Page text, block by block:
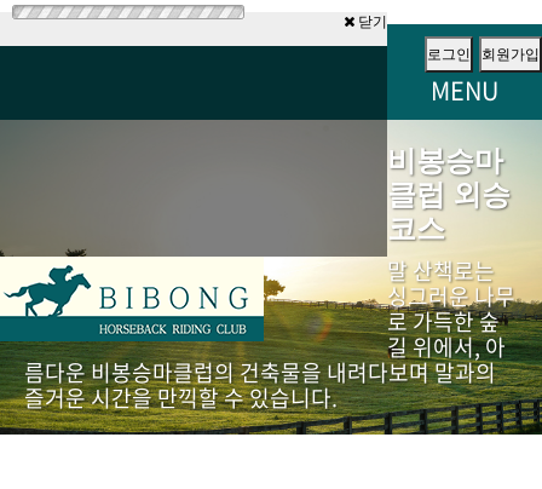
닫기
로그인
회원가입
MENU
비봉승마
클럽 외승
코스
말 산책로는
싱그러운 나무
로 가득한 숲
길 위에서, 아
름다운 비봉승마클럽의 건축물을 내려다보며 말과의
즐거운 시간을 만끽할 수 있습니다.